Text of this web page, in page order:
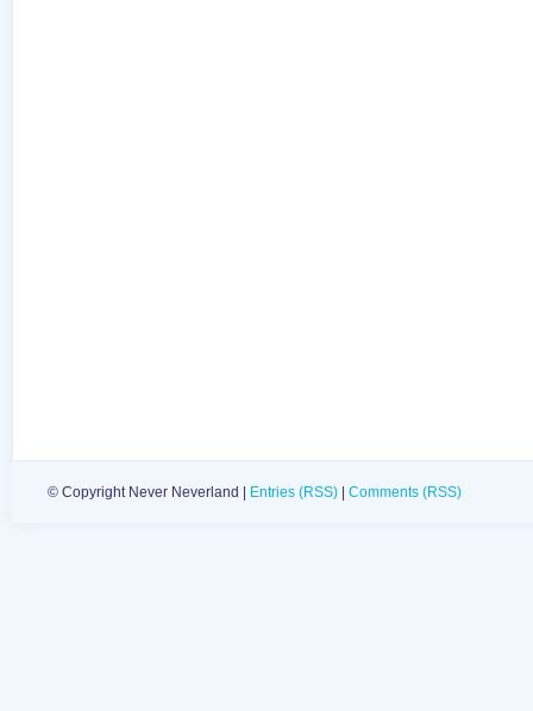
© Copyright Never Neverland | Entries (RSS) Comments (RSS)